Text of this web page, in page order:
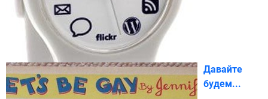
Давайте
будем...